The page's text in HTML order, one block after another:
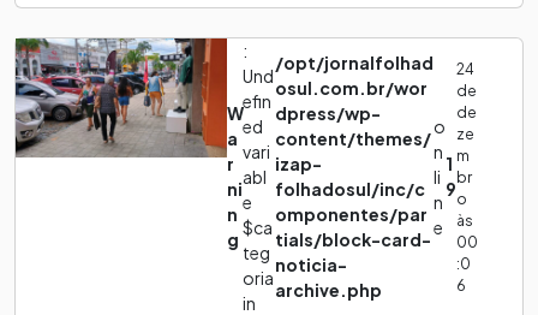
W
a
r
ni
n
g
:
Und
efin
ed
vari
abl
e
$ca
teg
oria
in
/opt/jornalfolhad
osul.com.br/wor
dpress/wp-
content/themes/
izap-
folhadosul/inc/c
omponentes/par
tials/block-card-
noticia-
archive.php
o
n
li
n
e
1
9
24
de
de
ze
m
br
o
às
00
:0
6